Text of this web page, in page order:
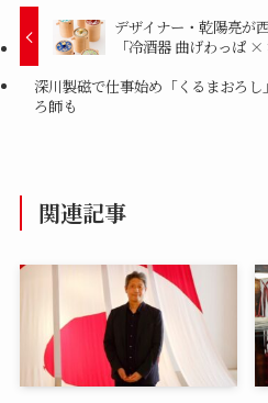
デザイナー・乾陽亮が
「冷酒器 曲げわっぱ
深川製磁で仕事始め「くるまおろし
ろ師も
関連記事